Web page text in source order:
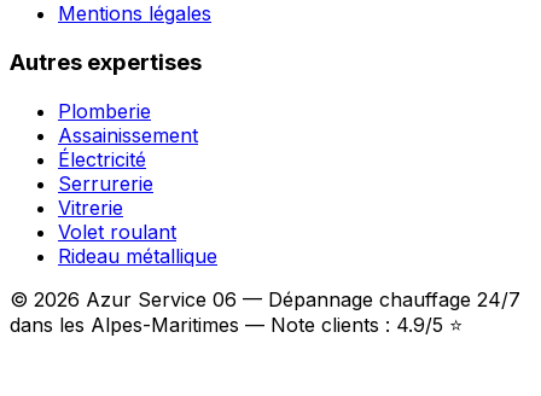
Mentions légales
Autres expertises
Plomberie
Assainissement
Électricité
Serrurerie
Vitrerie
Volet roulant
Rideau métallique
© 2026 Azur Service 06 — Dépannage chauffage 24/7
dans les Alpes-Maritimes — Note clients : 4.9/5 ⭐